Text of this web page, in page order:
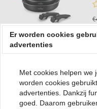
Er worden cookies
advertenties
Met cookies helpen we
worden cookies
advertenties. Dankzij
goed. Daarom